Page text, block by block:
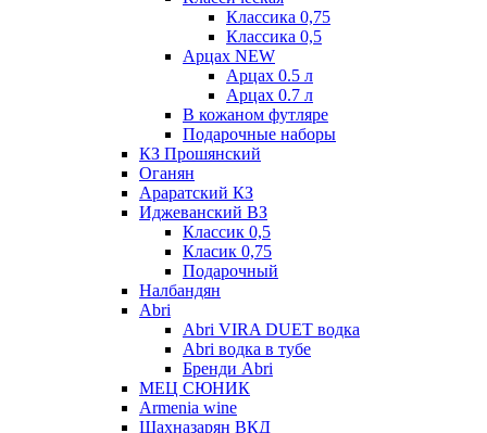
Классика 0,75
Классика 0,5
Арцах NEW
Арцах 0.5 л
Арцах 0.7 л
В кожаном футляре
Подарочные наборы
КЗ Прошянский
Оганян
Араратский КЗ
Иджеванский ВЗ
Классик 0,5
Класик 0,75
Подарочный
Налбандян
Abri
Abri VIRA DUET водка
Abri водка в тубе
Бренди Abri
МЕЦ СЮНИК
Armenia wine
Шахназарян ВКД